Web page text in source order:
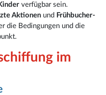
verfügbar sein.
Aktionen und Frühbucher-
die Bedingungen und die
im